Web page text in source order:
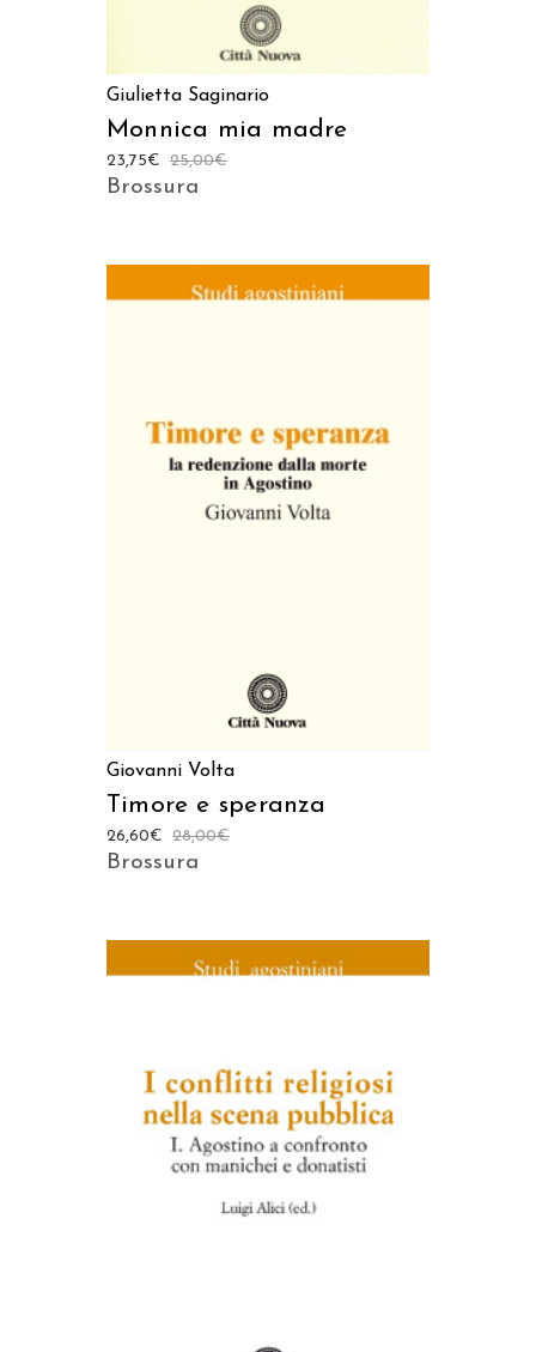
Giulietta Saginario
Monnica mia madre
25,00€
23,75€
Brossura
AGGIUNGI AL CARRELLO
Giovanni Volta
Timore e speranza
28,00€
26,60€
Brossura